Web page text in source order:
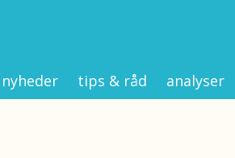
nyheder tips & råd analyser